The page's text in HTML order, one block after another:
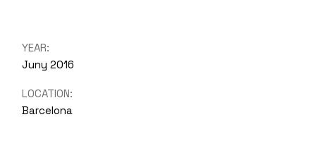
YEAR:
Juny 2016
LOCATION:
Barcelona